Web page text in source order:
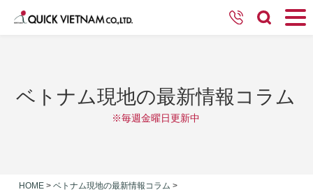
ベトナム現地の最新情報コラム
※毎週金曜日更新中
HOME > ベトナム現地の最新情報コラム >